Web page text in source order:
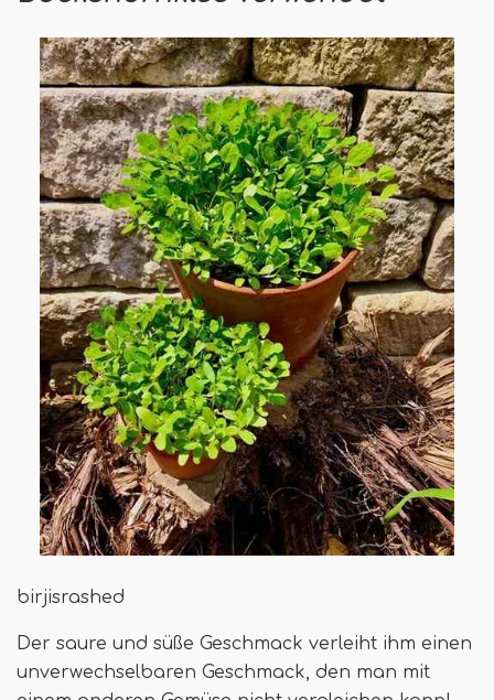
birjisrashed
Der saure und süße Geschmack verleiht ihm einen
unverwechselbaren Geschmack, den man mit